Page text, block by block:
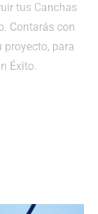
tus Canchas
Contarás con
para
Éxito.